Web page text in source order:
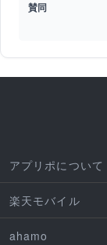
賛同
アプリポについて
楽天モバイル
ahamo